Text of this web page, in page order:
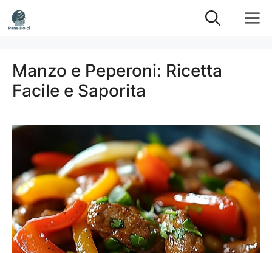
Vai
al
Manzo e Peperoni: Ricetta
Facile e Saporita